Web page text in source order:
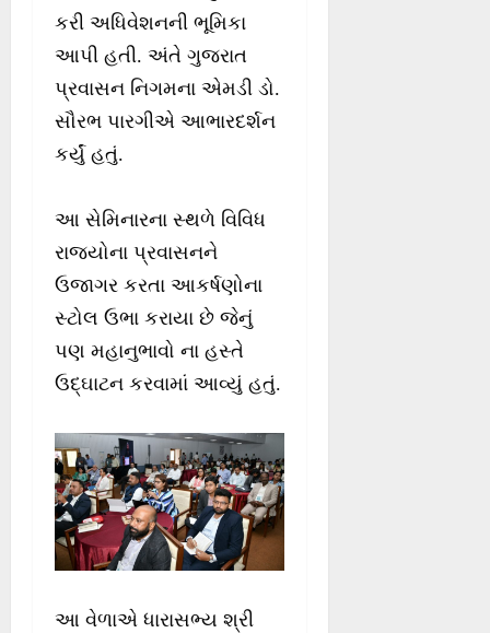
કરી અધિવેશનની ભૂમિકા
આપી હતી. અંતે ગુજરાત
પ્રવાસન નિગમના એમડી ડો.
સૌરભ પારગીએ આભારદર્શન
કર્યું હતું.
આ સેમિનારના સ્થળે વિવિધ
રાજ્યોના પ્રવાસનને
ઉજાગર કરતા આકર્ષણોના
સ્ટોલ ઉભા કરાયા છે જેનું
પણ મહાનુભાવો ના હસ્તે
ઉદ્ઘાટન કરવામાં આવ્યું હતું.
આ વેળાએ ધારાસભ્ય શ્રી